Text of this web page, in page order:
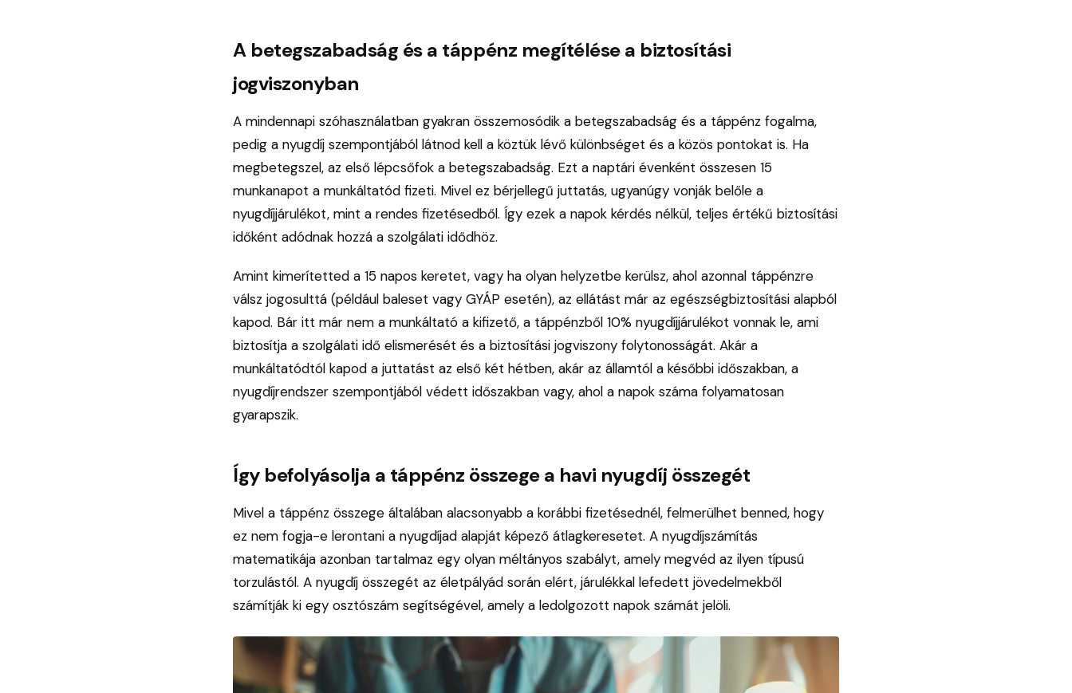
A betegszabadság és a táppénz megítélése a biztosítási
jogviszonyban
A mindennapi szóhasználatban gyakran összemosódik a betegszabadság és a táppénz fogalma,
pedig a nyugdíj szempontjából látnod kell a köztük lévő különbséget és a közös pontokat is. Ha
megbetegszel, az első lépcsőfok a betegszabadság. Ezt a naptári évenként összesen 15
munkanapot a munkáltatód fizeti. Mivel ez bérjellegű juttatás, ugyanúgy vonják belőle a
nyugdíjjárulékot, mint a rendes fizetésedből. Így ezek a napok kérdés nélkül, teljes értékű biztosítási
időként adódnak hozzá a szolgálati idődhöz.
Amint kimerítetted a 15 napos keretet, vagy ha olyan helyzetbe kerülsz, ahol azonnal táppénzre
válsz jogosulttá (például baleset vagy GYÁP esetén), az ellátást már az egészségbiztosítási alapból
kapod. Bár itt már nem a munkáltató a kifizető, a táppénzből 10% nyugdíjjárulékot vonnak le, ami
biztosítja a szolgálati idő elismerését és a biztosítási jogviszony folytonosságát. Akár a
munkáltatódtól kapod a juttatást az első két hétben, akár az államtól a későbbi időszakban, a
nyugdíjrendszer szempontjából védett időszakban vagy, ahol a napok száma folyamatosan
gyarapszik.
Így befolyásolja a táppénz összege a havi nyugdíj összegét
Mivel a táppénz összege általában alacsonyabb a korábbi fizetésednél, felmerülhet benned, hogy
ez nem fogja-e lerontani a nyugdíjad alapját képező átlagkeresetet. A nyugdíjszámítás
matematikája azonban tartalmaz egy olyan méltányos szabályt, amely megvéd az ilyen típusú
torzulástól. A nyugdíj összegét az életpályád során elért, járulékkal lefedett jövedelmekből
számítják ki egy osztószám segítségével, amely a ledolgozott napok számát jelöli.